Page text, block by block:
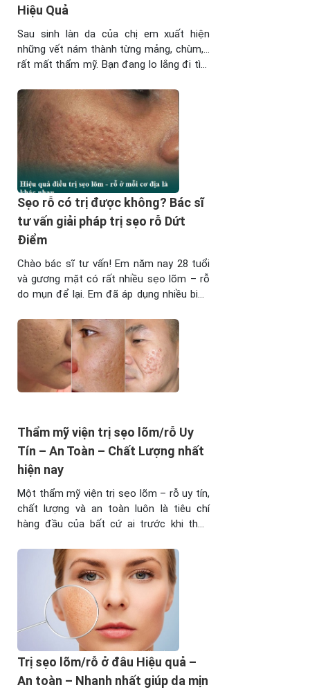
Hiệu Quả
Sau sinh làn da của chị em xuất hiện
những vết nám thành từng mảng, chùm,…
rất mất thẩm mỹ. Bạn đang lo lắng đi tìm
cho cả mẹ và con? Sau đây là 15 cách trị
nám sau sinh tại nhà hoàn toàn từ thiên
nhiên ...
Sẹo rỗ có trị được không? Bác sĩ
tư vấn giải pháp trị sẹo rỗ Dứt
Điểm
Chào bác sĩ tư vấn! Em năm nay 28 tuổi
và gương mặt có rất nhiều sẹo lõm – rỗ
do mụn để lại. Em đã áp dụng nhiều biện
thiện được. Mong bác sĩ có thể tư vấn
giúp em sẹo rỗ có trị được không ...
Thẩm mỹ viện trị sẹo lõm/rỗ Uy
Tín – An Toàn – Chất Lượng nhất
hiện nay
Một thẩm mỹ viện trị sẹo lõm – rỗ uy tín,
chất lượng và an toàn luôn là tiêu chí
hàng đầu của bất cứ ai trước khi thực
tìm được địa chỉ uy tín, chất lượng nhất
thì không phải ai cũng biết. Cùng tìm ...
Trị sẹo lõm/rỗ ở đâu Hiệu quả –
An toàn – Nhanh nhất giúp da mịn